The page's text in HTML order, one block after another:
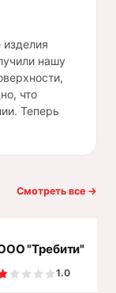
нашу
что
Теперь
Смотреть все →
"Требити"
1.0